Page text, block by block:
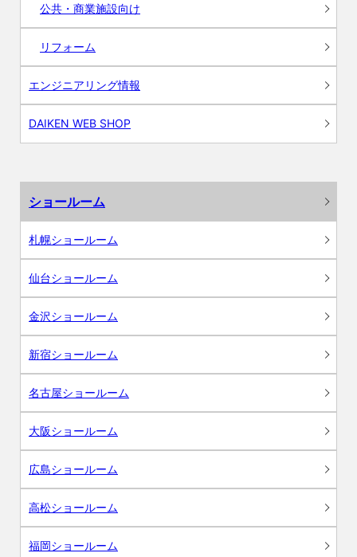
公共・商業施設向け
リフォーム
エンジニアリング情報
DAIKEN WEB SHOP
ショールーム
札幌ショールーム
仙台ショールーム
金沢ショールーム
新宿ショールーム
名古屋ショールーム
大阪ショールーム
広島ショールーム
高松ショールーム
福岡ショールーム